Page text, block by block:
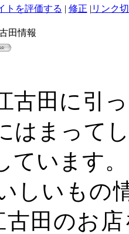
トを評価する | 修正 | リンク
田情報
古田に引
はまって
ています。
しいもの
古田のお